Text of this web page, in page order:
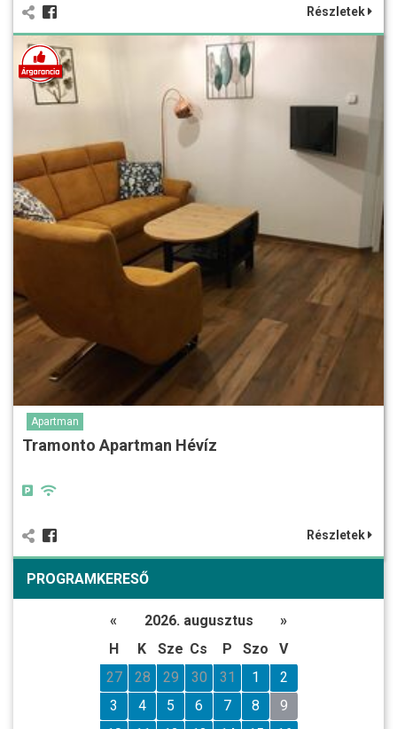
Részletek
Apartman
Tramonto Apartman Hévíz
Részletek
PROGRAMKERESŐ
« 2026. augusztus
»
H
K Sze Cs P Szo
V
27
28 29 30 31 1
2
3
4 5 6 7 8
9